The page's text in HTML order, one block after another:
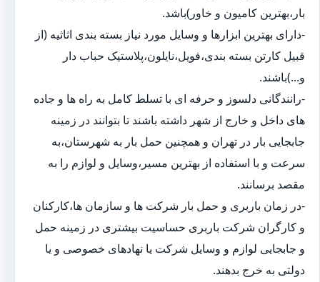
بار،بهترین کامیون و خاور)باشد.
-دارای بهترین ابزارها و وسایل مورد نیاز بسته بندی اثاثیه (از
قبیل کارتن بسته بندی،فویل،نایلون،پلاستیک حباب دار
و...)باشند.
-رانندگانی دلسوز و حرفه ای با تسلط کامل به راه ها و جاده
های داخل و خارج از شهر داشته باشند تا بتوانند در زمینه
جابجایی بار در تهران و همچنین حمل بار به شهرستان،به
سرعت و با استفاده از بهترین مسیر،وسایل و لوازم را به
مقصد برسانند.
-در زمان باربری و حمل بار شرکت ها و سازمان ها،کارکنان
و کارگران شرکت باربری حساسیت بیشتری در زمینه حمل
و جابجایی لوازم و وسایل شرکت یا نهادهای خصوصی و یا
دولتی به خرج بدهند.